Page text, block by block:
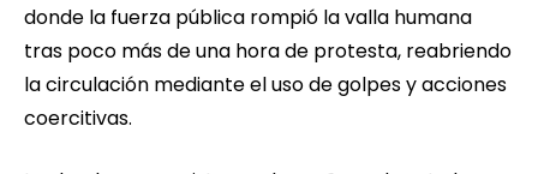
donde la fuerza pública rompió la valla humana
tras poco más de una hora de protesta, reabriendo
la circulación mediante el uso de golpes y acciones
coercitivas.